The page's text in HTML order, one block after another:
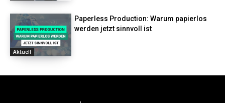
Aktuell
Paperless Production: Warum papierlos
werden jetzt sinnvoll ist